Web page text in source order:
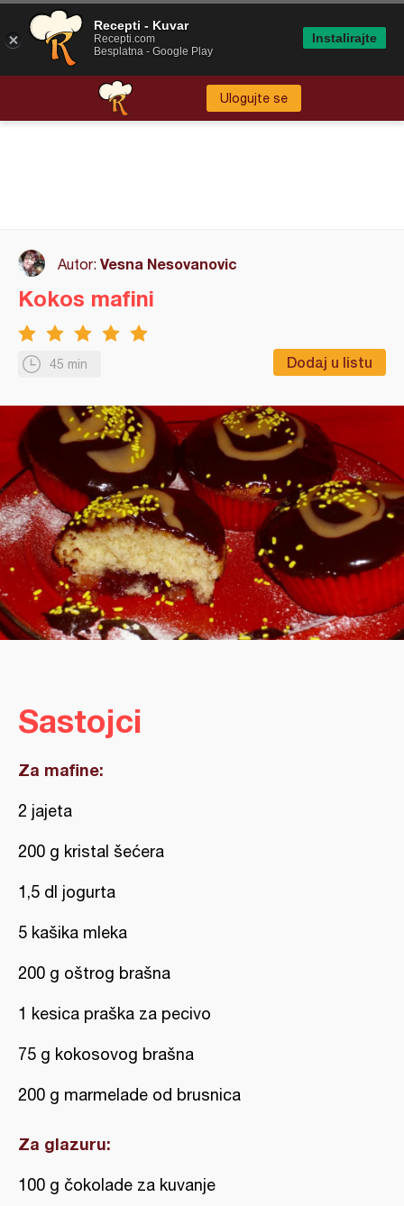
Ulogujte se
Autor: Vesna Nesovanovic
45 min Dodaj u listu
Kokos mafini
Sastojci
Za mafine:
2 jajeta
200 g kristal šećera
1,5 dl jogurta
5 kašika mleka
200 g oštrog brašna
1 kesica praška za pecivo
75 g kokosovog brašna
200 g marmelade od brusnica
Za glazuru:
100 g čokolade za kuvanje
Recepti - Kuvar
Recepti.com
Besplatna - Google Play
Instalirajte